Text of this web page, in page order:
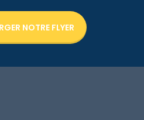
NOTRE FLYER